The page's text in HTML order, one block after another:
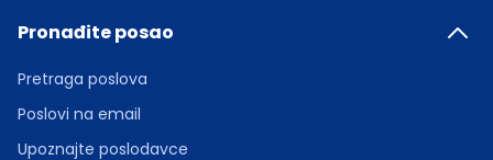
Pronađite posao
Pretraga poslova
Poslovi na email
Upoznajte poslodavce